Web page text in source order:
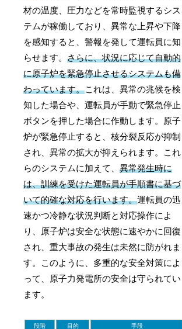
材の温度、圧力などを常時監視するシス
テムが稼働しており、異常な上昇や下降
を感知すると、警報を発して運転員に知
らせます。さらに、状況に応じて自動的
に原子炉を緊急停止させるシステムも備
わっています。これは、異常の兆候を検
知した場合や、運転員が手動で緊急停止
ボタンを押した場合に作動します。原子
炉が緊急停止すると、核分裂反応が抑制
され、異常の拡大が抑えられます。これ
らのシステムに加えて、異常発生時に
は、訓練を受けた運転員が手順書に基づ
いて的確な対応を行います。運転員の迅
速かつ冷静な状況判断と対応操作によ
り、原子炉は安全な状態に速やかに回復
され、重大事故の発生は未然に防がれま
す。このように、多重的な安全対策によ
って、原子力発電所の安全は守られてい
ます。
段階 目的 手段